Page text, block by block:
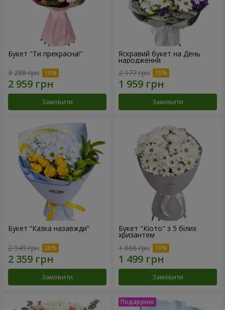
Букет "Ти прекрасна!"
3 288 грн
Замовити
Яскравий букет на День
народження
2 177 грн
Замовити
Букет “Казка назавжди”
2 949 грн
Замовити
Букет "Кіото" з 5 білих
хризантем
1 666 грн
Замовити